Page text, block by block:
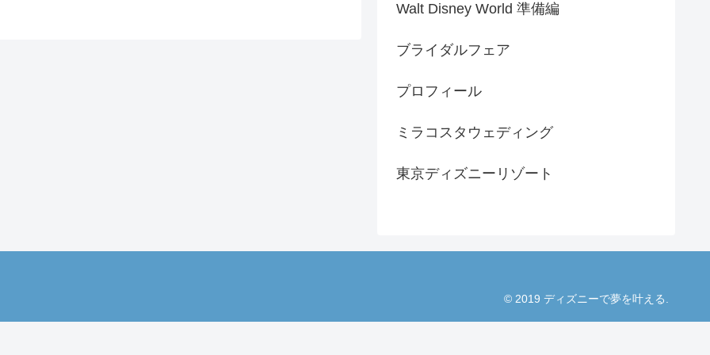
Walt Disney World 準備編
ブライダルフェア
プロフィール
ミラコスタウェディング
東京ディズニーリゾート
© 2019 ディズニーで夢を叶える.